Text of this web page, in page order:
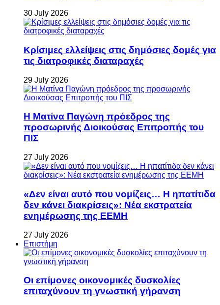
30 July 2026
Κρίσιμες ελλείψεις στις δημόσιες δομές για
τις διατροφικές διαταραχές
29 July 2026
Η Ματίνα Παγώνη πρόεδρος της
προσωρινής Διοικούσας Επιτροπής του
ΠΙΣ
27 July 2026
«Δεν είναι αυτό που νομίζεις… Η ηπατίτιδα
δεν κάνει διακρίσεις»: Νέα εκστρατεία
ενημέρωσης της ΕΕΜΗ
27 July 2026
Επιστήμη
Οι επίμονες οικονομικές δυσκολίες
επιταχύνουν τη γνωστική γήρανση